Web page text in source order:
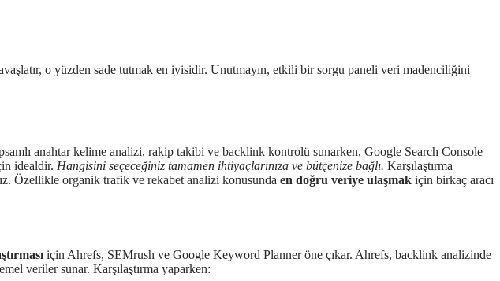
o yüzden sade tutmak en iyisidir. Unutmayın, etkili bir sorgu paneli veri madenciliğini
anahtar kelime analizi, rakip takibi ve backlink kontrolü sunarken, Google Search Console
idealdir. Hangisini seçeceğiniz tamamen ihtiyaçlarınıza ve bütçenize bağlı. Karşılaştırma
Özellikle organik trafik ve rekabet analizi konusunda en doğru veriye ulaşmak için birkaç aracı
için Ahrefs, SEMrush ve Google Keyword Planner öne çıkar. Ahrefs, backlink analizinde
veriler sunar. Karşılaştırma yaparken: